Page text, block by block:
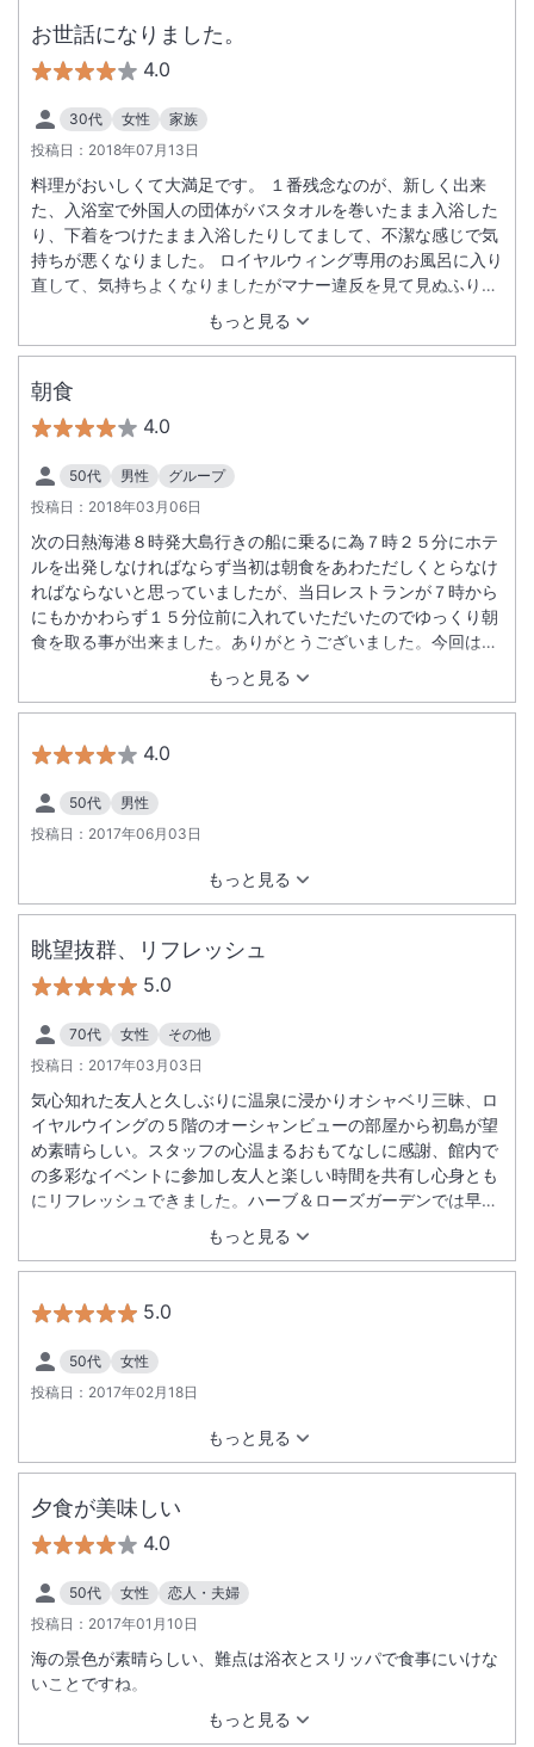
お世話になりました。
4.0
30代 女性
家族
投稿日： 2018年07月13日
もっと見る
料理がおいしくて大満足です。 １番残念なのが、新しく出来
た、入浴室で外国人の団体がバスタオルを巻いたまま入浴した
り、下着をつけたまま入浴したりしてまして、不潔な感じで気
持ちが悪くなりました。 ロイヤルウィング専用のお風呂に入り
直して、気持ちよくなりましたがマナー違反を見て見ぬふりを
するのは、どうかと思いました。
朝食
4.0
50代 男性
グループ
投稿日： 2018年03月06日
もっと見る
次の日熱海港８時発大島行きの船に乗るに為７時２５分にホテ
ルを出発しなければならず当初は朝食をあわただしくとらなけ
ればならないと思っていましたが、当日レストランが７時から
にもかかわらず１５分位前に入れていただいたのでゆっくり朝
食を取る事が出来ました。ありがとうございました。今回は予
定がいろいろつまっていてゆっくり滞在出来ませんでした。次
回はゆったりとホテルを楽しみたいと思います。
4.0
50代
男性
投稿日： 2017年06月03日
もっと見る
眺望抜群、リフレッシュ
5.0
70代 女性
その他
投稿日： 2017年03月03日
もっと見る
気心知れた友人と久しぶりに温泉に浸かりオシャベリ三昧、ロ
イヤルウイングの５階のオーシャンビューの部屋から初島が望
め素晴らしい。スタッフの心温まるおもてなしに感謝、館内で
の多彩なイベントに参加し友人と楽しい時間を共有し心身とも
にリフレッシュできました。ハーブ＆ローズガーデンでは早咲
きのオオシマサクラと菜の花が咲き誇っていました。今度はバ
ラのシーズンに是非訪ねたいと思います
5.0
50代
女性
投稿日： 2017年02月18日
もっと見る
夕食が美味しい
4.0
50代 女性
恋人・夫婦
投稿日： 2017年01月10日
もっと見る
海の景色が素晴らしい、難点は浴衣とスリッパで食事にいけな
いことですね。